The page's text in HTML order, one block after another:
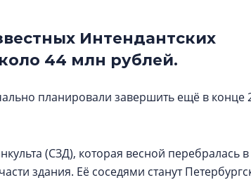
Интендантских
44 млн рублей.
планировали завершить ещё в конце
(СЗД), которая весной перебралась
здания. Её соседями станут
рынок
уровню